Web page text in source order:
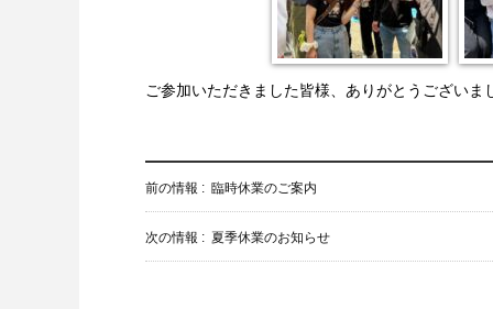
ご参加いただきました皆様、ありがとうございま
前の情報 : 臨時休業のご案内
次の情報 : 夏季休業のお知らせ